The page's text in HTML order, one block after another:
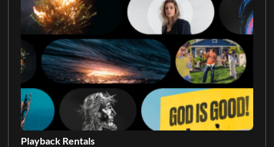
Playback Rentals